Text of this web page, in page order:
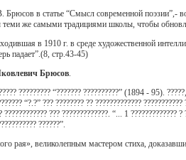
в статье “Смысл современной поэзии”,-
же самыми традициями школы, чтобы
в 1910 г. в среде художественной
падает”.(8, стр.43-45)
Брюсов
????????? “??????? ??????????” (1894 - 95).
“?.?” ??? ???????? ?? ?????????????
??? ?????????????. “... 1 ?????????????
??????”.
рая», великолепным мастером стиха,